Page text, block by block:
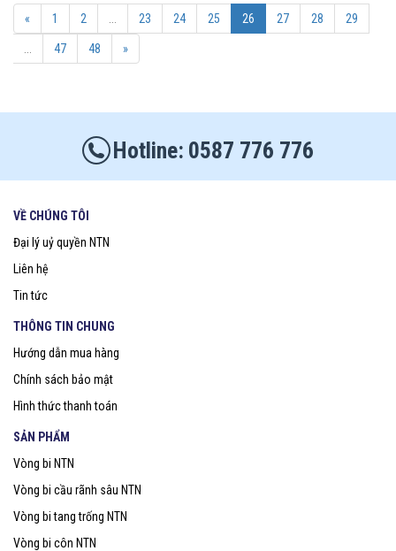
« 1 2 23 24 25 26 27 28 29
47 48 »
0587 776 776
VỀ CHÚNG TÔI
Đại lý uỷ quyền NTN
Liên hệ
Tin tức
THÔNG TIN CHUNG
Hướng dẫn mua hàng
Chính sách bảo mật
Hình thức thanh toán
SẢN PHẨM
Vòng bi NTN
Vòng bi cầu rãnh sâu NTN
Vòng bi tang trống NTN
Vòng bi côn NTN